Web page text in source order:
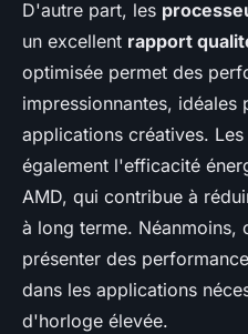
D'autre part, les
un excellent rapport
optimisée permet des
impressionnantes, idéales
applications créatives.
également l'efficacité
AMD, qui contribue à
à long terme. Néanmoins,
présenter des
dans les applications
d'horloge élevée.